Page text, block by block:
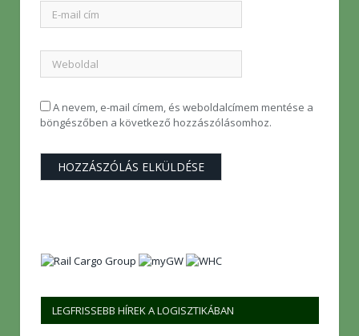
A nevem, e-mail címem, és weboldalcímem mentése a
böngészőben a következő hozzászólásomhoz.
LEGFRISSEBB HÍREK A LOGISZTIKÁBAN